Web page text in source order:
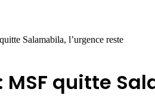
Salamabila, l’urgence reste
quitte